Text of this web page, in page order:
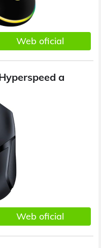
Web oficial
a
Web oficial